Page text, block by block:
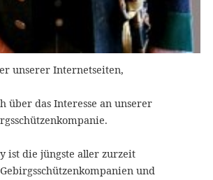
unserer Internetseiten,
über das Interesse an unserer
ist die jüngste aller zurzeit
und